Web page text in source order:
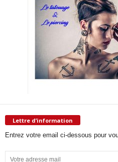
Lettre d’information
Entrez votre email ci-dessous pour